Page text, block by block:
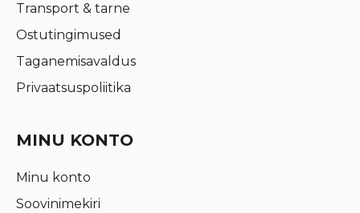
Transport & tarne
Ostutingimused
Taganemisavaldus
Privaatsuspoliitika
MINU KONTO
Minu konto
Soovinimekiri